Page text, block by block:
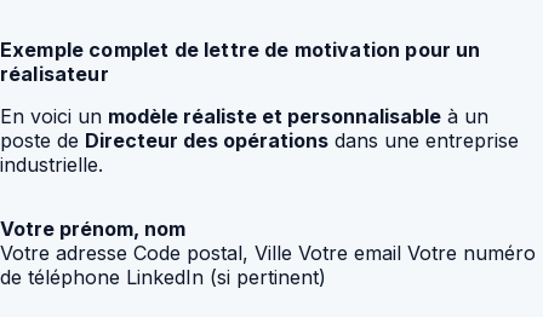
Exemple complet de lettre de motivation pour un
réalisateur
En voici un modèle réaliste et personnalisable à un
poste de Directeur des opérations dans une entreprise
industrielle.
Votre prénom, nom
Votre adresse Code postal, Ville Votre email Votre numéro
de téléphone LinkedIn (si pertinent)